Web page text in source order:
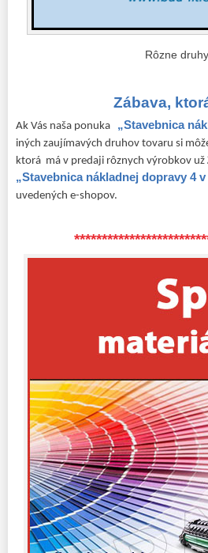
Rôzne
Zábava,
Ak Vás naša ponuka „Stavebnica
iných zaujímavých druhov tovaru si
ktorá má v predaji rôznych výrobkov už
„Stavebnica nákladnej dopravy 4 v
uvedených e-shopov.